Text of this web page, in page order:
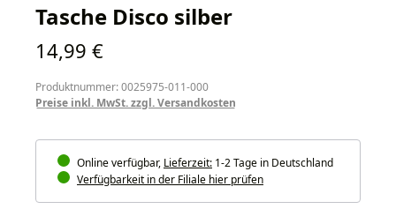
Tasche Disco silber
Regulärer Preis:
14,99 €
Produktnummer: 0025975-011-000
Preise inkl. MwSt. zzgl. Versandkosten
Online verfügbar, Lieferzeit: 1-2 Tage in Deutschland
Verfügbarkeit in der Filiale hier prüfen